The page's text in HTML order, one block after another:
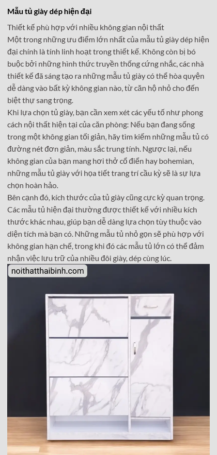
Mẫu tủ giày dép hiện đại
Thiết kế phù hợp với nhiều không gian nội thất
Một trong những ưu điểm lớn nhất của mẫu tủ giày dép hiện
đại chính là tính linh hoạt trong thiết kế. Không còn bị bó
buộc bởi những hình thức truyền thống cứng nhắc, các nhà
thiết kế đã sáng tạo ra những mẫu tủ giày có thể hòa quyện
dễ dàng vào bất kỳ không gian nào, từ căn hộ nhỏ cho đến
biệt thự sang trọng.
Khi lựa chọn tủ giày, bạn cần xem xét các yếu tố như phong
cách nội thất hiện tại của căn phòng: Nếu bạn đang sống
trong một không gian tối giản, hãy tìm kiếm những mẫu tủ có
đường nét đơn giản, màu sắc trung tính. Ngược lại, nếu
không gian của bạn mang hơi thở cổ điển hay bohemian,
những mẫu tủ giày với họa tiết trang trí cầu kỳ sẽ là sự lựa
chọn hoàn hảo.
Bên cạnh đó, kích thước của tủ giày cũng cực kỳ quan trọng.
Các mẫu tủ hiện đại thường được thiết kế với nhiều kích
thước khác nhau, giúp bạn dễ dàng lựa chọn tùy thuộc vào
diện tích mà bạn có. Những mẫu tủ nhỏ gọn sẽ phù hợp với
không gian hạn chế, trong khi đó các mẫu tủ lớn có thể đảm
nhận việc lưu trữ của nhiều đôi giày, dép cùng lúc.